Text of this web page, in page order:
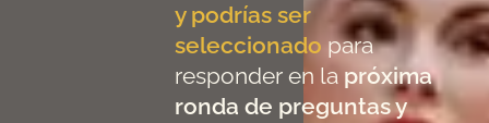
y podrías ser
seleccionado para
responder en la próxima
ronda de preguntas y